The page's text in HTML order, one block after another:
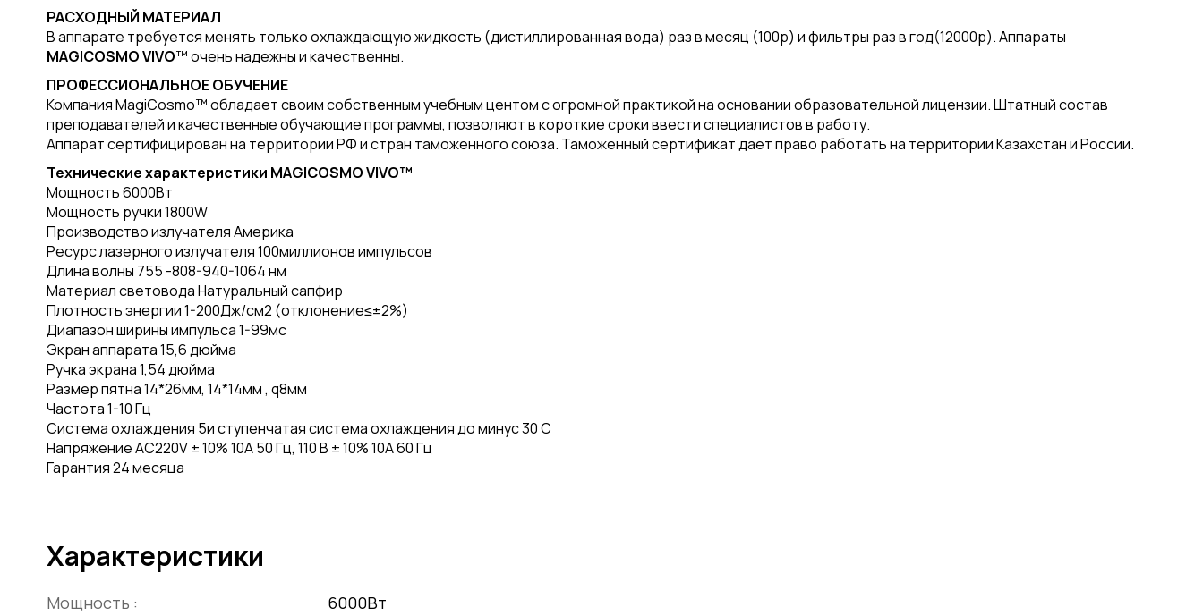
РАСХОДНЫЙ МАТЕРИАЛ
В аппарате требуется менять только охлаждающую жидкость (дистиллированная вода) раз в месяц (100р) и фильтры раз в год(12000р). Аппараты
MAGICOSMO VIVO™ очень надежны и качественны.
ПРОФЕССИОНАЛЬНОЕ ОБУЧЕНИЕ
Компания MagiCosmo™ обладает своим собственным учебным центом с огромной практикой на основании образовательной лицензии. Штатный состав
преподавателей и качественные обучающие программы, позволяют в короткие сроки ввести специалистов в работу.
Аппарат сертифицирован на территории РФ и стран таможенного союза. Таможенный сертификат дает право работать на территории Казахстан и России.
Технические характеристики MAGICOSMO VIVO™
Мощность 6000Вт
Мощность ручки 1800W
Производство излучателя Америка
Ресурс лазерного излучателя 100миллионов импульсов
Длина волны 755 -808-940-1064 нм
Материал световода Натуральный сапфир
Плотность энергии 1-200Дж/см2 (отклонение≤±2%)
Диапазон ширины импульса 1-99мс
Экран аппарата 15,6 дюйма
Ручка экрана 1,54 дюйма
Размер пятна 14*26мм, 14*14мм , q8мм
Частота 1-10 Гц
Система охлаждения 5и ступенчатая система охлаждения до минус 30 С
Напряжение AC220V ± 10% 10A 50 Гц, 110 В ± 10% 10A 60 Гц
Гарантия 24 месяца
Характеристики
Мощность :
6000Вт